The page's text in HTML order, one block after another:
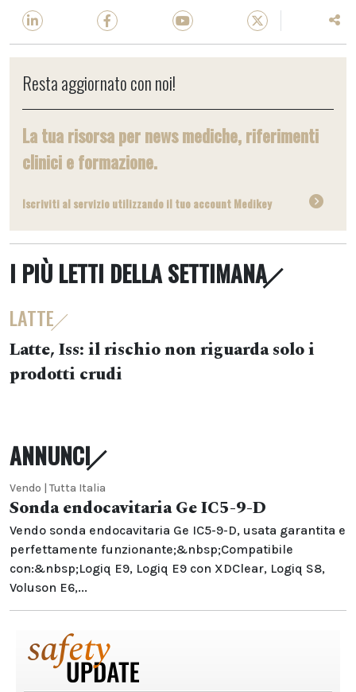
Resta aggiornato con noi!
La tua risorsa per news mediche, riferimenti
clinici e formazione.
Iscriviti al servizio utilizzando il tuo account Medikey
I PIÙ LETTI DELLA SETTIMANA
LATTE
Latte, Iss: il rischio non riguarda solo i
prodotti crudi
ANNUNCI
Vendo | Tutta Italia
Sonda endocavitaria Ge IC5-9-D
Vendo sonda endocavitaria Ge IC5-9-D, usata garantita e
perfettamente funzionante;&nbsp;Compatibile
con:&nbsp;Logiq E9, Logiq E9 con XDClear, Logiq S8,
Voluson E6,...